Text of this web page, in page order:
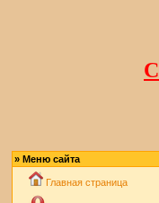
» Меню сайта
Главная страница